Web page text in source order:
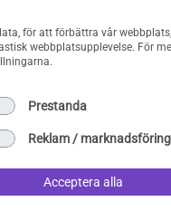
för att förbättra vår webbplats,
webbplatsupplevelse. För
Prestanda
Reklam / marknadsföring
Acceptera alla